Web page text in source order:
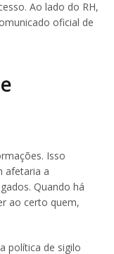
Ao lado do RH,
oficial de
Isso
afetaria a
Quando há
ao certo quem,
política de sigilo